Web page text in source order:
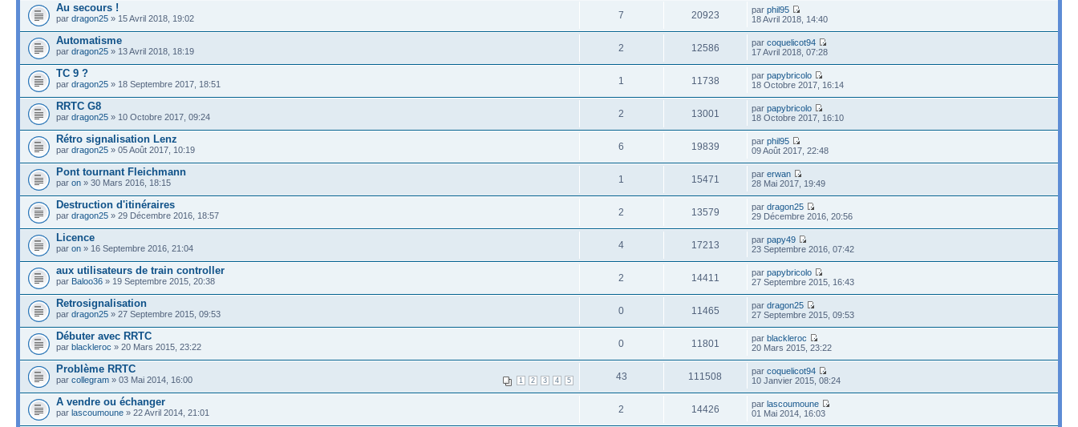
Au secours !
par dragon25 » 15 Avril 2018, 19:02 7 20923 parphil95
18 Avril 2018, 14:40
Automatisme
par dragon25 » 13 Avril 2018, 18:19 2 12586 parcoquelicot94
17 Avril 2018, 07:28
TC 9 ?
par dragon25 » 18 Septembre 2017, 18:51 1 11738 parpapybricolo
18 Octobre 2017, 16:14
RRTC G8
par dragon25 » 10 Octobre 2017, 09:24 2 13001 parpapybricolo
18 Octobre 2017, 16:10
Rétro signalisation Lenz
par dragon25 » 05 Août 2017, 10:19 6 19839 parphil95
09 Août 2017, 22:48
Pont tournant Fleichmann
par on » 30 Mars 2016, 18:15 1 15471 parerwan
28 Mai 2017, 19:49
Destruction d'itinéraires
par dragon25 » 29 Décembre 2016, 18:57 2 13579 pardragon25
29 Décembre 2016, 20:56
Licence
par on » 16 Septembre 2016, 21:04 4 17213 parpapy49
23 Septembre 2016, 07:42
aux utilisateurs de train controller
par Baloo36 » 19 Septembre 2015, 20:38 2 14411 parpapybricolo
27 Septembre 2015, 16:43
Retrosignalisation
par dragon25 » 27 Septembre 2015, 09:53 0 11465 pardragon25
27 Septembre 2015, 09:53
Débuter avec RRTC
par blackleroc » 20 Mars 2015, 23:22 0 11801 parblackleroc
20 Mars 2015, 23:22
Problème RRTC
1 2 3 4 5
par collegram » 03 Mai 2014, 16:00 43 111508 parcoquelicot94
10 Janvier 2015, 08:24
A vendre ou échanger
par lascoumoune » 22 Avril 2014, 21:01 2 14426 parlascoumoune
01 Mai 2014, 16:03